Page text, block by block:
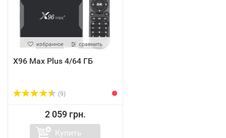
избранное сравнить
X96 Max Plus 4/64 ГБ
(9)
2 059 грн.
Купить